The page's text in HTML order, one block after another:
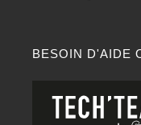
BESOIN D'AIDE